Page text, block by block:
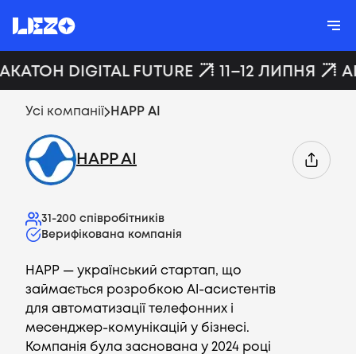
DIGITAL FUTURE 11–12 ЛИПНЯ
Усі компанії HAPP AI
HAPP AI
31-200 співробітників
Верифікована компанія
HAPP — український стартап, що
займається розробкою AI-асистентів
для автоматизації телефонних і
месенджер-комунікацій у бізнесі.
Компанія була заснована у 2024 році